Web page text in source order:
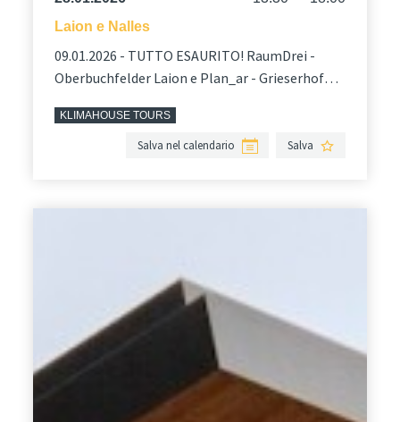
Laion e Nalles
09.01.2026 - TUTTO ESAURITO! RaumDrei -
Oberbuchfelder Laion e Plan_ar - Grieserhof
KLIMAHOUSE TOURS
Salva
Salva nel calendario